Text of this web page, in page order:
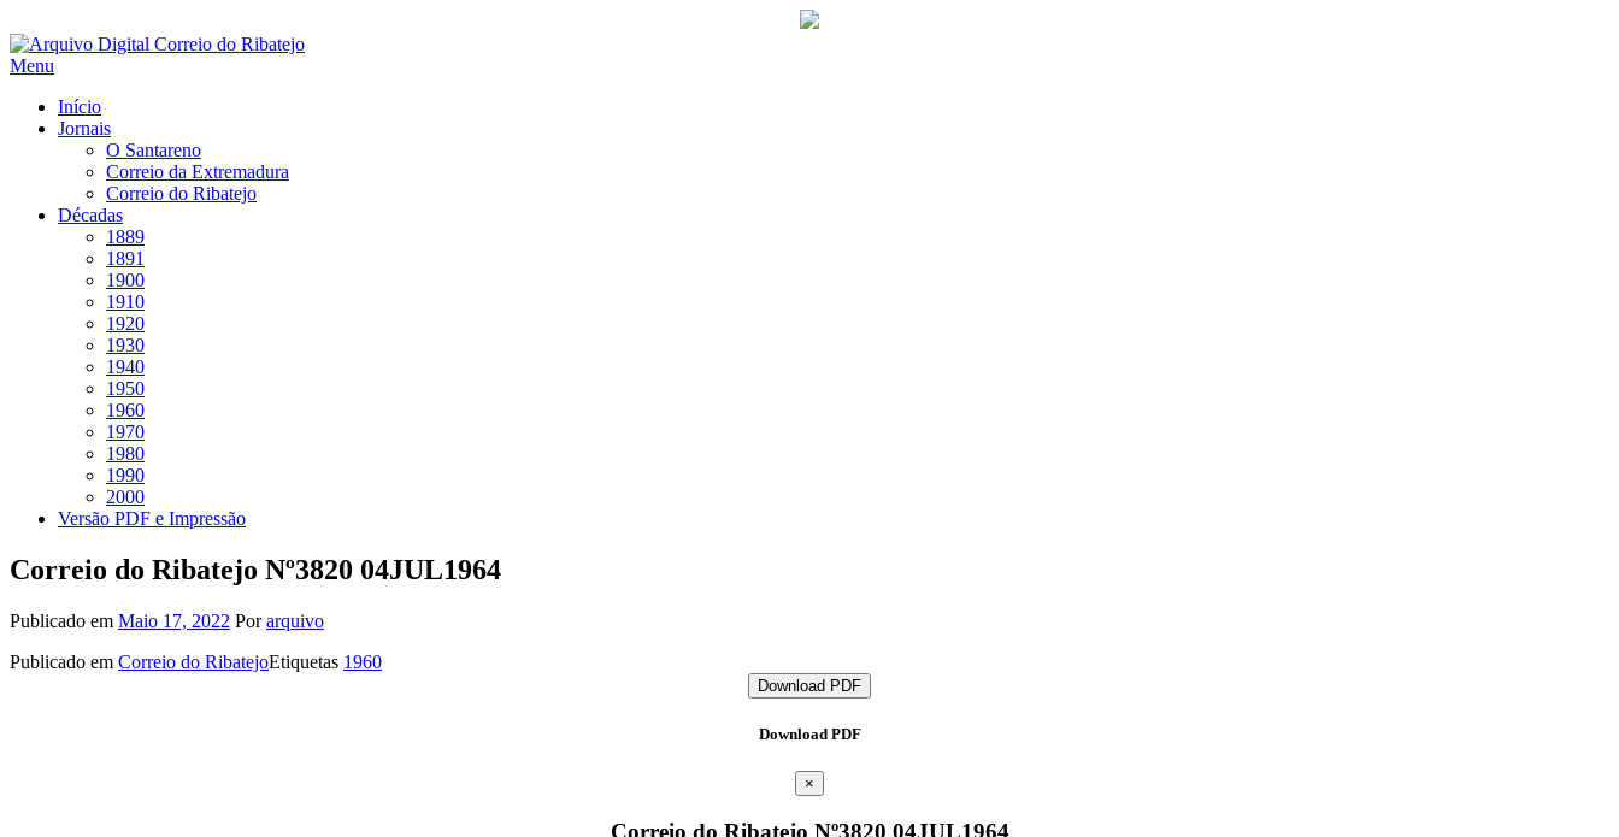
Saltar
para
Menu
Início
Jornais
O Santareno
Correio da Extremadura
Correio do Ribatejo
Décadas
1889
1891
1900
1910
1920
1930
1940
1950
1960
1970
1980
1990
2000
Versão PDF e Impressão
Correio do Ribatejo Nº3820 04JUL1964
Publicado em Maio 17, 2022 Porarquivo
Publicado em Correio do RibatejoEtiquetas 1960
Download PDF
Download PDF
×
Correio do Ribatejo Nº3820 04JUL1964